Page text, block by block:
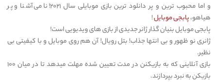
و اما محبوب ترین و پر دانلود ترین بازی موبایلی سال ۲۰۲۱! نامی آشنا و پر
هیاهو،پابجی موبایل!
پابجی موبایل بنیان گذار ژانر جدیدی از بازی های ویدیویی است!
ژانری نو ظهور و بی انتها جذاب! بتل رویال! آن هم روی موبایل و با کیفیتی بی
نظیر.
بازی آنلاینی که به بازیکنن در مدت تعیین شده مهلت میدهد تا در میان ۱۰۰
بازیکن به نبرد بپردازند.